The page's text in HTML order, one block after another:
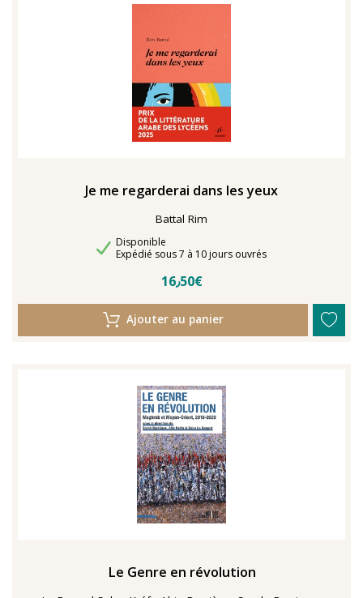
Je me regarderai dans les yeux
Battal Rim
Disponibilité
Disponible
Délais de livraison
Expédié sous 7 à 10 jours ouvrés
16٫50€
Ajouter au panier
Le Genre en révolution